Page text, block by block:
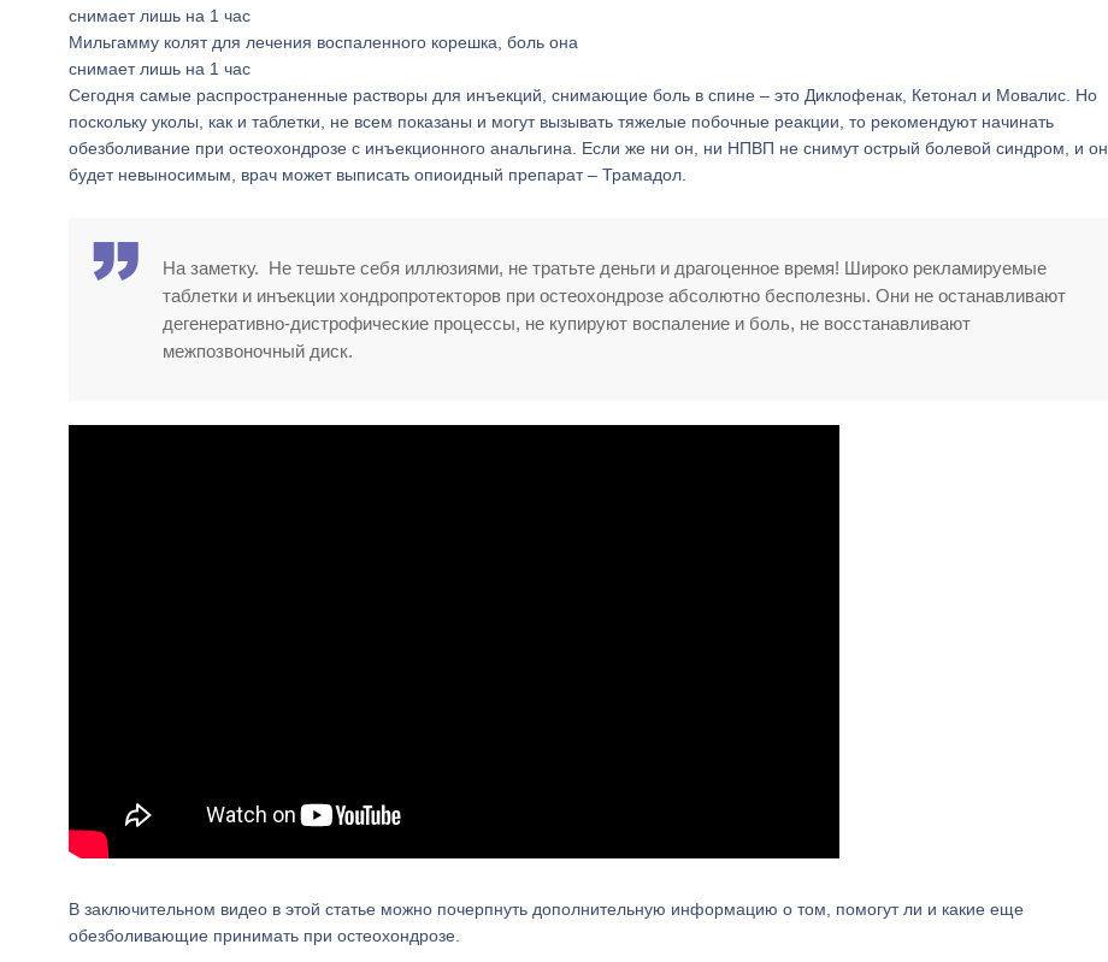
Мильгамму колят для лечения воспаленного корешка, боль она
снимает лишь на 1 час
Сегодня самые распространенные растворы для инъекций, снимающие боль в спине – это Диклофенак, Кетонал и Мовалис. Но
поскольку уколы, как и таблетки, не всем показаны и могут вызывать тяжелые побочные реакции, то рекомендуют начинать
обезболивание при остеохондрозе с инъекционного анальгина. Если же ни он, ни НПВП не снимут острый болевой синдром, и он
будет невыносимым, врач может выписать опиоидный препарат – Трамадол.
На заметку. Не тешьте себя иллюзиями, не тратьте деньги и драгоценное время! Широко рекламируемые
таблетки и инъекции хондропротекторов при остеохондрозе абсолютно бесполезны. Они не останавливают
дегенеративно-дистрофические процессы, не купируют воспаление и боль, не восстанавливают
межпозвоночный диск.
В заключительном видео в этой статье можно почерпнуть дополнительную информацию о том, помогут ли и какие еще
обезболивающие принимать при остеохондрозе.